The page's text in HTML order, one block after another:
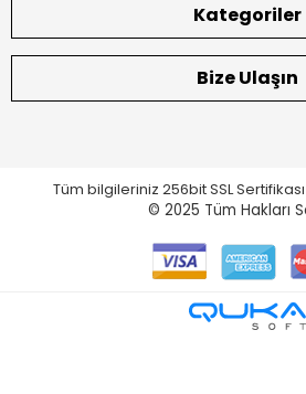
Kategoriler
Bize Ulaşın
Tüm bilgileriniz 256bit SSL
© 2025 Tüm Hakları